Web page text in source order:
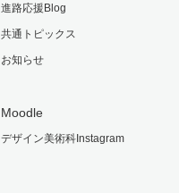
進路応援Blog
共通トピックス
お知らせ
Moodle
デザイン美術科Instagram